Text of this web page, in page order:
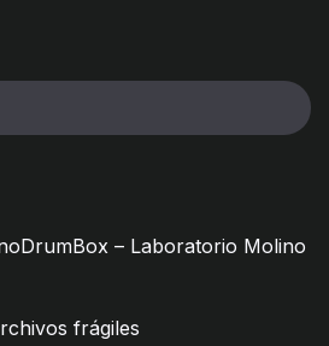
– Laboratorio Molino
frágiles